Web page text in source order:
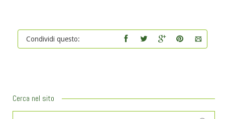
Condividi questo:
Cerca nel sito